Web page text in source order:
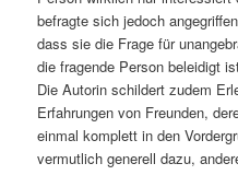
befragte sich jedoch
dass sie die Frage für
die fragende Person beleidigt
Die Autorin schildert zudem
Erfahrungen von Freunden,
einmal komplett in den
vermutlich generell dazu,